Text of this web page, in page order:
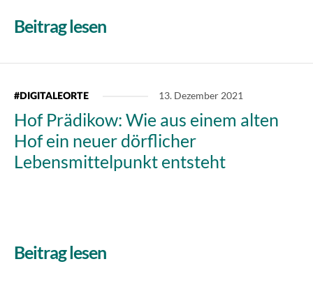
Beitrag lesen
#DIGITALEORTE 13. Dezember 2021
Hof Prädikow: Wie aus einem alten
Hof ein neuer dörflicher
Lebensmittelpunkt entsteht
Beitrag lesen